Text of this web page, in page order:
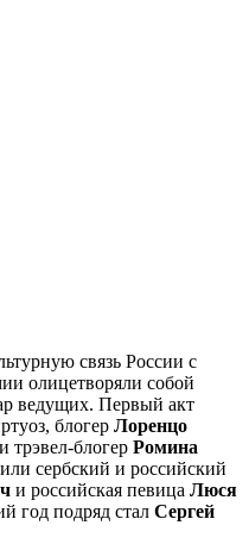
связь России с
олицетворяли собой
ведущих. Первый акт
блогер Лоренцо
трэвел-блогер Ромина
сербский и российский
и российская певица Люся
год подряд стал Сергей